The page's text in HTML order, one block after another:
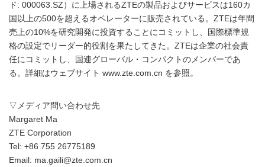
ド: 000063.SZ）に上場されるZTEの製品およびサービスは160カ
国以上の500を超えるオペレーターに販売されている。ZTEは年間
売上の10%を研究開発に投資することにコミットし、国際標準規
格の設定でリーダー的役割を果たしてきた。ZTEは企業の社会責
任にコミットし、国連グローバル・コンパクトのメンバーであ
る。詳細はウェブサイト www.zte.com.cn を参照。
▽メディア問い合わせ先
Margaret Ma
ZTE Corporation
Tel: +86 755 26775189
Email: ma.gaili@zte.com.cn